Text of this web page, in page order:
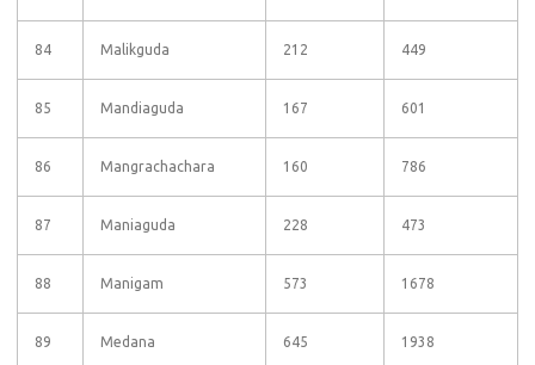
84 Malikguda 212 449
85 Mandiaguda 167 601
86 Mangrachachara 160 786
87 Maniaguda 228 473
88 Manigam 573 1678
89 Medana 645 1938